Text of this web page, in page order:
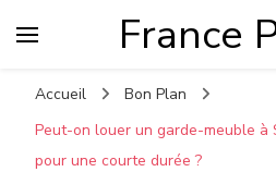
France
Accueil
Bon Plan
Peut-on louer un garde-meuble
pour une courte durée ?